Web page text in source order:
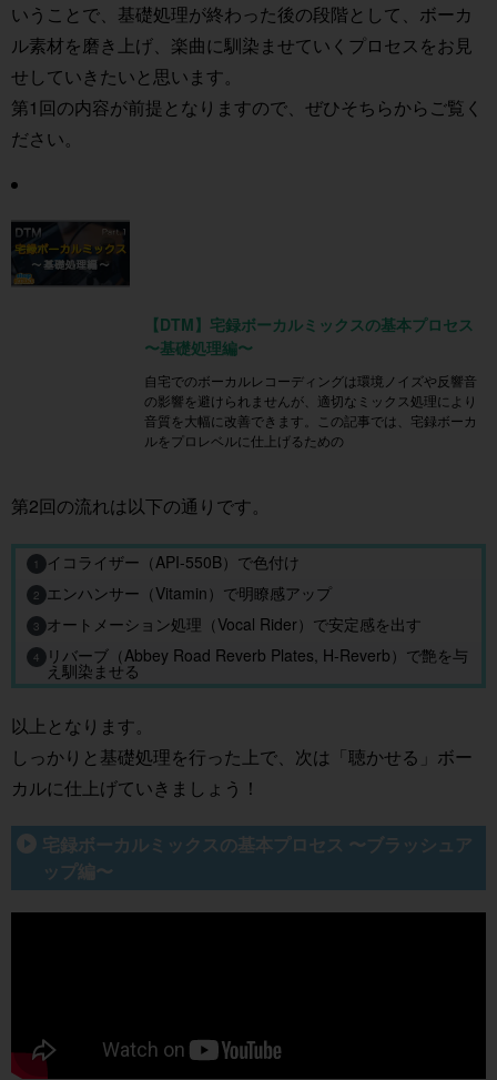
いうことで、基礎処理が終わった後の段階として、ボーカ
ル素材を磨き上げ、楽曲に馴染ませていくプロセスをお見
せしていきたいと思います。
第1回の内容が前提となりますので、ぜひそちらからご覧く
ださい。
【DTM】宅録ボーカルミックスの基本プロセス
〜基礎処理編〜
自宅でのボーカルレコーディングは環境ノイズや反響音
の影響を避けられませんが、適切なミックス処理により
音質を大幅に改善できます。この記事では、宅録ボーカ
ルをプロレベルに仕上げるための
第2回の流れは以下の通りです。
1 イコライザー（API-550B）で色付け
2 エンハンサー（Vitamin）で明瞭感アップ
3 オートメーション処理（Vocal Rider）で安定感を出す
4 リバーブ（Abbey Road Reverb Plates, H-Reverb）で艶を与
え馴染ませる
以上となります。
しっかりと基礎処理を行った上で、次は「聴かせる」ボー
カルに仕上げていきましょう！
宅録ボーカルミックスの基本プロセス 〜ブラッシュア
ップ編〜